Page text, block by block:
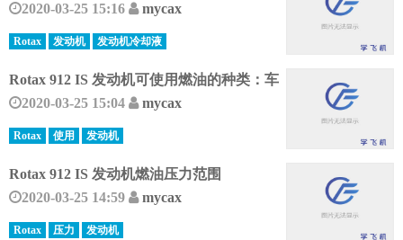
2020-03-25 15:16
mycax
Rotax 发动机 发动机冷却液
Rotax 912 IS 发动机可使用燃油的种类：车
2020-03-25 15:04
mycax
Rotax 使用 发动机
Rotax 912 IS 发动机燃油压力范围
2020-03-25 14:59
mycax
Rotax 压力 发动机